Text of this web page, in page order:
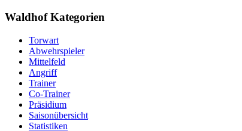
Waldhof Kategorien
Torwart
Abwehrspieler
Mittelfeld
Angriff
Trainer
Co-Trainer
Präsidium
Saisonübersicht
Statistiken